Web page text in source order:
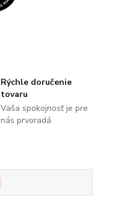
Rýchle doručenie
tovaru
Vaša spokojnosť je pre
nás prvoradá